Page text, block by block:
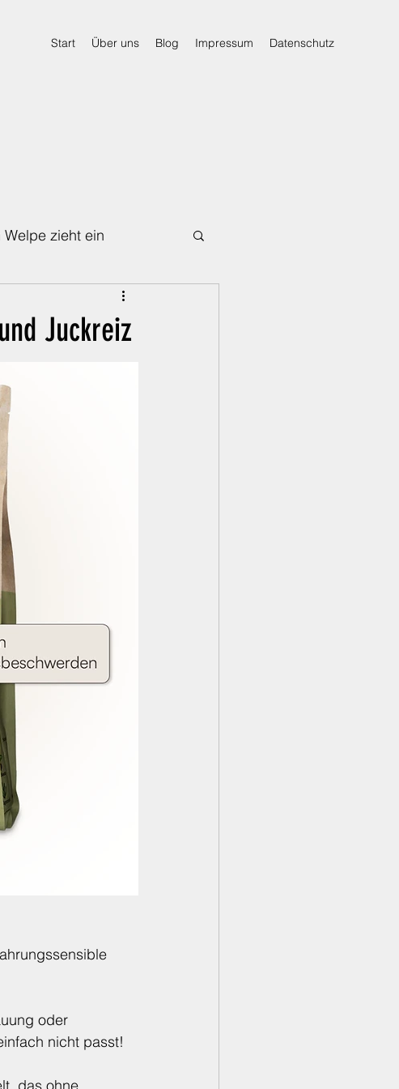
Start Über uns Blog Impressum Datenschutz
Welpe zieht ein
Für den Notfall
Juckreiz
oder
nicht passt!
das ohne